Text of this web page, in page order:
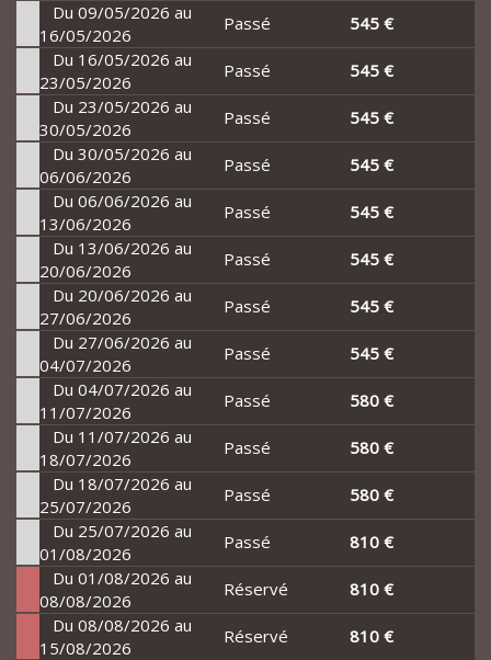
Du 09/05/2026 au
16/05/2026
Passé
545 €
Du 16/05/2026 au
23/05/2026
Passé
545 €
Du 23/05/2026 au
30/05/2026
Passé
545 €
Du 30/05/2026 au
06/06/2026
Passé
545 €
Du 06/06/2026 au
13/06/2026
Passé
545 €
Du 13/06/2026 au
20/06/2026
Passé
545 €
Du 20/06/2026 au
27/06/2026
Passé
545 €
Du 27/06/2026 au
04/07/2026
Passé
545 €
Du 04/07/2026 au
11/07/2026
Passé
580 €
Du 11/07/2026 au
18/07/2026
Passé
580 €
Du 18/07/2026 au
25/07/2026
Passé
580 €
Du 25/07/2026 au
01/08/2026
Passé
810 €
Du 01/08/2026 au
08/08/2026
Réservé
810 €
Du 08/08/2026 au
15/08/2026
Réservé
810 €